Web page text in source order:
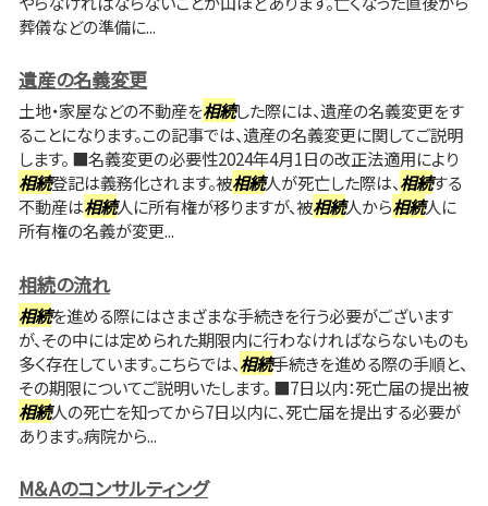
葬儀などの準備に...
遺産の名義変更
土地・家屋などの不動産を相続した際には、遺産の名義変更をす
ることになります。この記事では、遺産の名義変更に関してご説明
します。 ■名義変更の必要性2024年4月1日の改正法適用により
相続登記は義務化されます。被相続人が死亡した際は、相続する
不動産は相続人に所有権が移りますが、被相続人から相続人に
所有権の名義が変更...
相続の流れ
相続を進める際にはさまざまな手続きを行う必要がございます
が、その中には定められた期限内に行わなければならないものも
多く存在しています。こちらでは、相続手続きを進める際の手順と、
その期限についてご説明いたします。 ■7日以内：死亡届の提出被
相続人の死亡を知ってから7日以内に、死亡届を提出する必要が
あります。病院から...
M＆Aのコンサルティング